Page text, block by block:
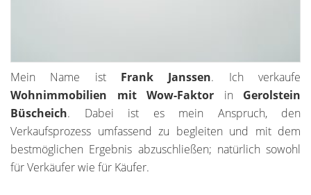
Mein Name ist Frank Janssen. Ich verkaufe
Wohnimmobilien mit Wow-Faktor in Gerolstein
Büscheich. Dabei ist es mein Anspruch, den
Verkaufsprozess umfassend zu begleiten und mit dem
bestmöglichen Ergebnis abzuschließen; natürlich sowohl
für Verkäufer wie für Käufer.